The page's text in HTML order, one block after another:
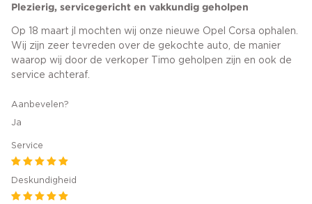
Plezierig, servicegericht en vakkundig geholpen
Op 18 maart jl mochten wij onze nieuwe Opel Corsa ophalen.
Wij zijn zeer tevreden over de gekochte auto, de manier
waarop wij door de verkoper Timo geholpen zijn en ook de
service achteraf.
Aanbevelen?
Ja
Service
Deskundigheid